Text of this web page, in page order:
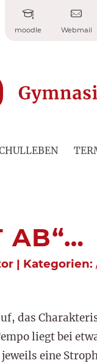
moodle Webmail
AB“…
| Kategorien:
das
liegt bei
eine